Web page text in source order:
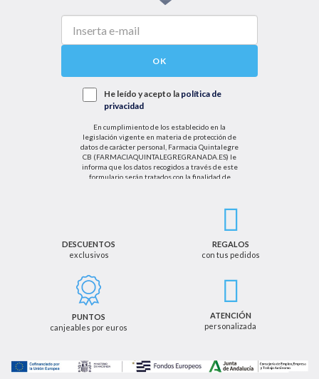
OK
He leído y acepto la política de
privacidad
En cumplimiento de los establecido en la
legislación vigente en materia de protección de
datos de carácter personal, Farmacia Quintalegre
CB (FARMACIAQUINTALEGREGRANADA.ES) le
informa que los datos recogidos a través de este
formulario serán tratados con la finalidad de
el tratamiento de sus datos personales se basará
cancelación u oposición, así como los derechos
adicionales que le asisten a través de la dirección
de email info@farmaciaquintalegregranada.es, así
como a través de los medios detallados en la
información adicional sobre nuestra política de
privacidad que puede consultar en la dirección web
DESCUENTOS
exclusivos
REGALOS
con tus pedidos
PUNTOS
canjeables por euros
ATENCIÓN
personalizada